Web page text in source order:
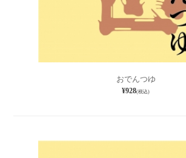
おでんつゆ
¥928(税込)